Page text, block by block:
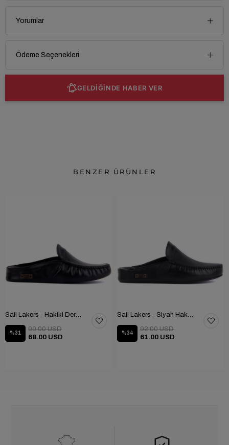
Yorumlar
Ödeme Seçenekleri
GELDİĞİNDE HABER VER
BENZER ÜRÜNLER
%31
68.00 USD
99.00 USD
%34
61.00 USD
92.00 USD